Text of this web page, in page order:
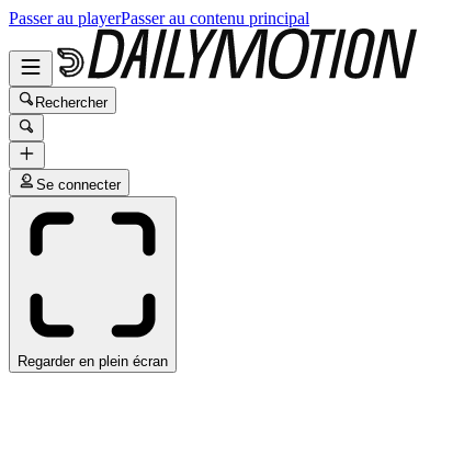
Passer au playerPasser au contenu principal
Rechercher
Se connecter
Regarder en plein écran